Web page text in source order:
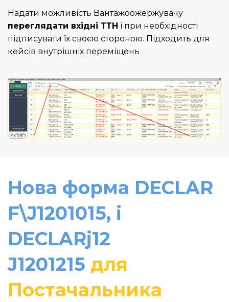
Надати можливість Вантажоожержувачу
переглядати вхідні ТТН і при необхідності
підписувати їх своєю стороною. Підходить для
кейсів внутрішніх переміщень
Нова форма DECLAR
F\J1201015, і
DECLARj12
J1201215 для
Постачальника